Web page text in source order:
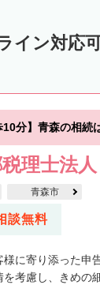
イン対応
10分】青森の相続
理士法
青森市
談無料
様に寄り添った申
を考慮し、きめの